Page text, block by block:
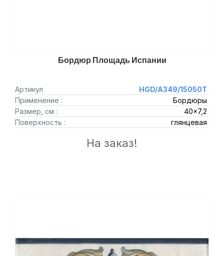
Бордюр Площадь Испании
Артикул
HGD/A349/15050T
Применение :
Бордюры
Размер, см :
40x7,2
Поверхность :
глянцевая
На заказ!